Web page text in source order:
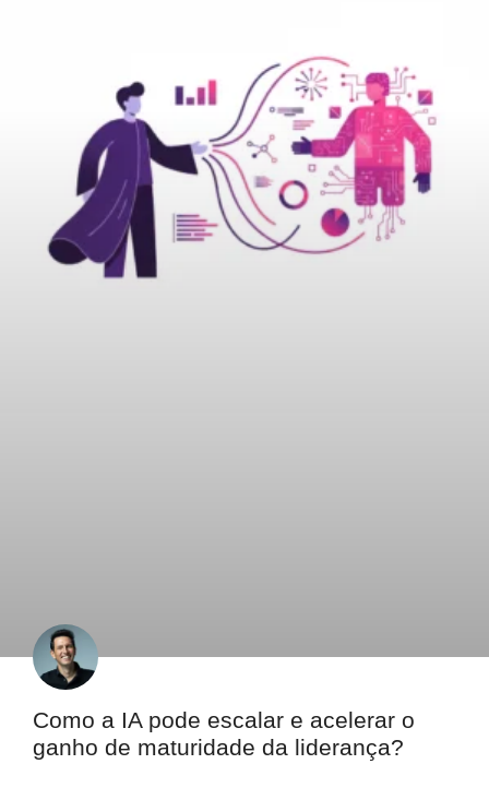
Como a IA pode escalar e acelerar o
ganho de maturidade da liderança?